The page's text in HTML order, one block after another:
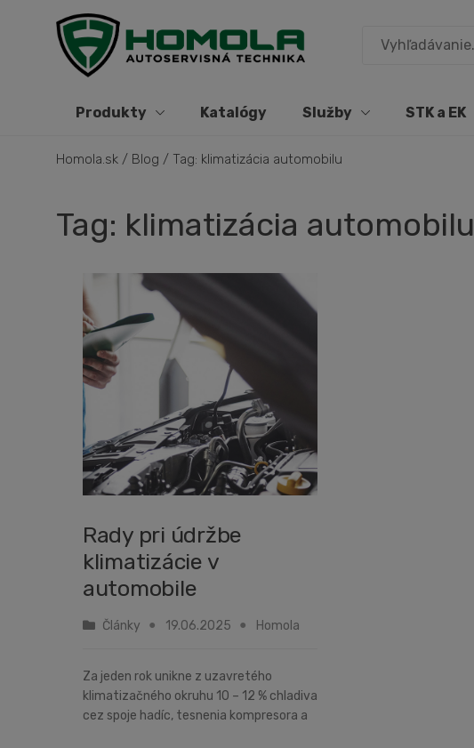
Produkty Katalógy Služby STK a EK
Homola.sk / Blog / Tag: klimatizácia automobilu
Tag: klimatizácia automobilu
Rady pri údržbe
klimatizácie v
automobile
Články 19.06.2025 Homola
Za jeden rok unikne z uzavretého
klimatizačného okruhu 10 – 12 % chladiva
cez spoje hadíc, tesnenia kompresora a